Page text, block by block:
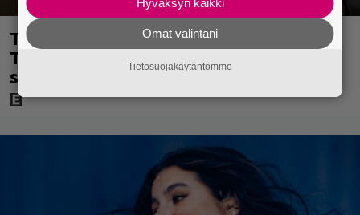
Tänään tv:ssä: Steven Spielbergin ja
Tom Cruisen kaveruus loppui 21 vuotta
sitten – Syynä Cruisen nolo käytös
Hyväksyn kaikki
Omat valintani
Tietosuojakäytäntömme